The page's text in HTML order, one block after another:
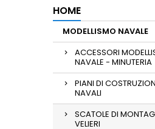
HOME
MODELLISMO NAVALE
ACCESSORI
NAVALE - MINUTERIA
PIANI DI
NAVALI
SCATOLE DI
VELIERI